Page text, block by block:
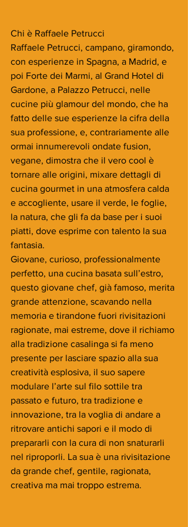
Chi è Raffaele Petrucci
Raffaele Petrucci, campano, giramondo,
con esperienze in Spagna, a Madrid, e
poi Forte dei Marmi, al Grand Hotel di
Gardone, a Palazzo Petrucci, nelle
cucine più glamour del mondo, che ha
fatto delle sue esperienze la cifra della
sua professione, e, contrariamente alle
ormai innumerevoli ondate fusion,
vegane, dimostra che il vero cool è
tornare alle origini, mixare dettagli di
cucina gourmet in una atmosfera calda
e accogliente, usare il verde, le foglie,
la natura, che gli fa da base per i suoi
piatti, dove esprime con talento la sua
fantasia.
Giovane, curioso, professionalmente
perfetto, una cucina basata sull’estro,
questo giovane chef, già famoso, merita
grande attenzione, scavando nella
memoria e tirandone fuori rivisitazioni
ragionate, mai estreme, dove il richiamo
alla tradizione casalinga si fa meno
presente per lasciare spazio alla sua
creatività esplosiva, il suo sapere
modulare l’arte sul filo sottile tra
passato e futuro, tra tradizione e
innovazione, tra la voglia di andare a
ritrovare antichi sapori e il modo di
prepararli con la cura di non snaturarli
nel riproporli. La sua è una rivisitazione
da grande chef, gentile, ragionata,
creativa ma mai troppo estrema.